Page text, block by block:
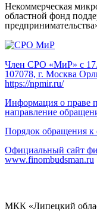
Некоммерческая
областной фонд
Член СРО «МиР» с
107078, г. Москва
https://npmir.ru/
Информация о праве
направление
Порядок обращения
Официальный сайт
www.finombudsman.ru
МКК «Липецкий